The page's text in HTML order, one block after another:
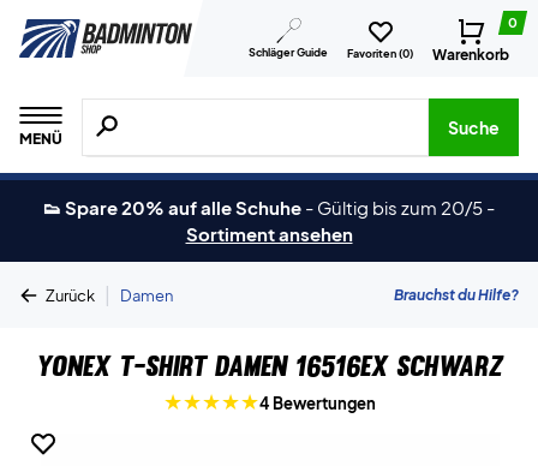
Schläger Guide Favoriten (0)
0
Warenkorb
MENÜ
Suche nach Produkten, Marken usw.
Suche
👟 Spare 20% auf alle Schuhe - Gültig bis zum 20/5 -
Sortiment ansehen
Zurück | Damen Brauchst du Hilfe?
Yonex T-Shirt Damen 16516EX Schwarz
4 Bewertungen